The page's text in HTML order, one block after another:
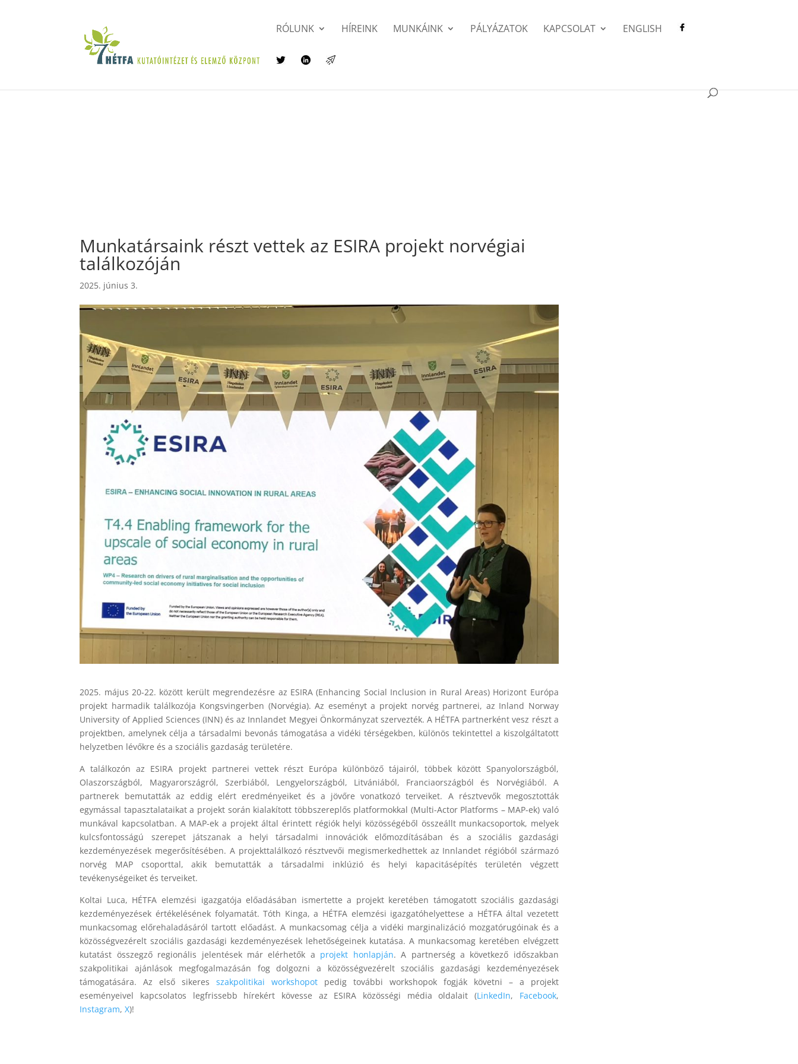
RÓLUNK HÍREINK MUNKÁINK PÁLYÁZATOK KAPCSOLAT ENGLISH
Munkatársaink részt vettek az ESIRA projekt norvégiai
találkozóján
2025. június 3.
2025. május 20-22. között került megrendezésre az ESIRA (Enhancing Social Inclusion in Rural Areas) Horizont Európa
projekt harmadik találkozója Kongsvingerben (Norvégia). Az eseményt a projekt norvég partnerei, az Inland Norway
University of Applied Sciences (INN) és az Innlandet Megyei Önkormányzat szervezték. A HÉTFA partnerként vesz részt a
projektben, amelynek célja a társadalmi bevonás támogatása a vidéki térségekben, különös tekintettel a kiszolgáltatott
helyzetben lévőkre és a szociális gazdaság területére.
A találkozón az ESIRA projekt partnerei vettek részt Európa különböző tájairól, többek között Spanyolországból,
Olaszországból, Magyarországról, Szerbiából, Lengyelországból, Litvániából, Franciaországból és Norvégiából. A
partnerek bemutatták az eddig elért eredményeiket és a jövőre vonatkozó terveiket. A résztvevők megosztották
egymással tapasztalataikat a projekt során kialakított többszereplős platformokkal (Multi-Actor Platforms – MAP-ek) való
munkával kapcsolatban. A MAP-ek a projekt által érintett régiók helyi közösségéből összeállt munkacsoportok, melyek
kulcsfontosságú szerepet játszanak a helyi társadalmi innovációk előmozdításában és a szociális gazdasági
kezdeményezések megerősítésében. A projekttalálkozó résztvevői megismerkedhettek az Innlandet régióból származó
norvég MAP csoporttal, akik bemutatták a társadalmi inklúzió és helyi kapacitásépítés területén végzett
tevékenységeiket és terveiket.
Koltai Luca, HÉTFA elemzési igazgatója előadásában ismertette a projekt keretében támogatott szociális gazdasági
kezdeményezések értékelésének folyamatát. Tóth Kinga, a HÉTFA elemzési igazgatóhelyettese a HÉTFA által vezetett
munkacsomag előrehaladásáról tartott előadást. A munkacsomag célja a vidéki marginalizáció mozgatórugóinak és a
közösségvezérelt szociális gazdasági kezdeményezések lehetőségeinek kutatása. A munkacsomag keretében elvégzett
kutatást összegző regionális jelentések már elérhetők a projekt honlapján. A partnerség a következő időszakban
szakpolitikai ajánlások megfogalmazásán fog dolgozni a közösségvezérelt szociális gazdasági kezdeményezések
támogatására. Az első sikeresszakpolitikai workshopot pedig további workshopok fogják követni – a projekt
eseményeivel kapcsolatos legfrissebb hírekért kövesse az ESIRA közösségi média oldalait (LinkedIn, Facebook,
Instagram,X)!